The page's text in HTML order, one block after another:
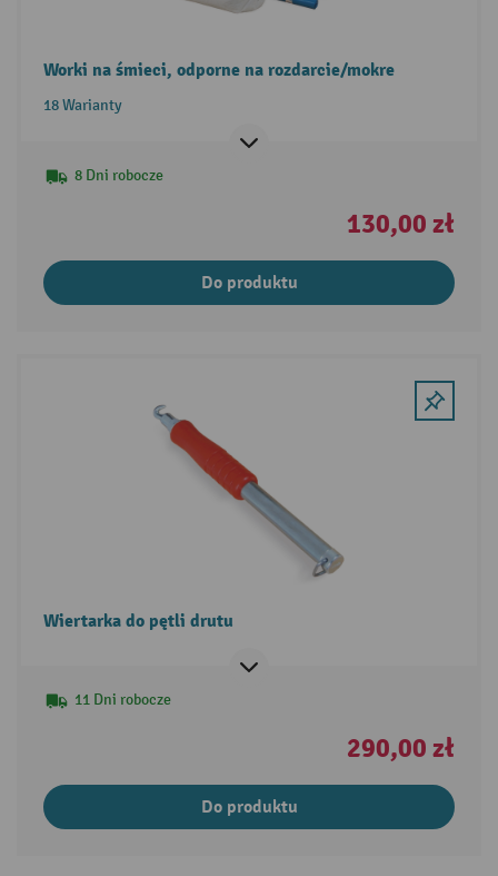
Worki na śmieci, odporne na rozdarcie/mokre
18 Warianty
8 Dni robocze
130,00 zł
Do produktu
Wiertarka do pętli drutu
11 Dni robocze
290,00 zł
Do produktu